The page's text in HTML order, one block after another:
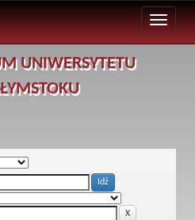
UNIWERSYTETU